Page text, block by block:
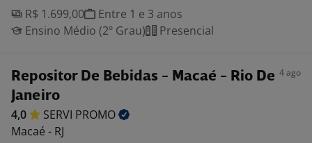
R$ 1.699,00
Entre 1 e 3 anos
Ensino Médio (2º Grau)
Presencial
Repositor De Bebidas - Macaé - Rio De
Janeiro
4 ago
4,0 SERVI PROMO
Macaé - RJ